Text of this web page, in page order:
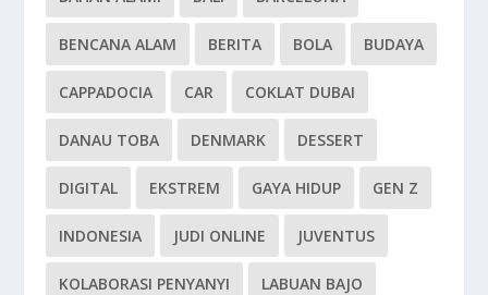
BENCANA ALAM BERITA BOLA BUDAYA
CAPPADOCIA CAR COKLAT DUBAI
DANAU TOBA DENMARK DESSERT
DIGITAL EKSTREM GAYA HIDUP GEN Z
INDONESIA JUDI ONLINE JUVENTUS
KOLABORASI PENYANYI LABUAN BAJO